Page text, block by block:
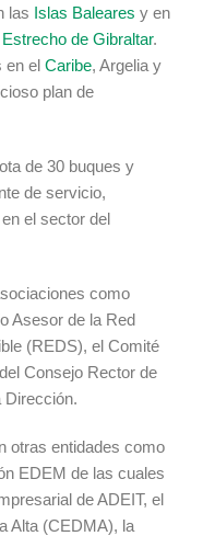
las Islas Baleares y en
Estrecho de Gibraltar.
en el Caribe, Argelia y
plan de
de 30 buques y
de servicio,
el sector del
como
Asesor de la Red
(REDS), el Comité
Consejo Rector de
Dirección.
otras entidades como
EDEM de las cuales
de ADEIT, el
Alta (CEDMA), la